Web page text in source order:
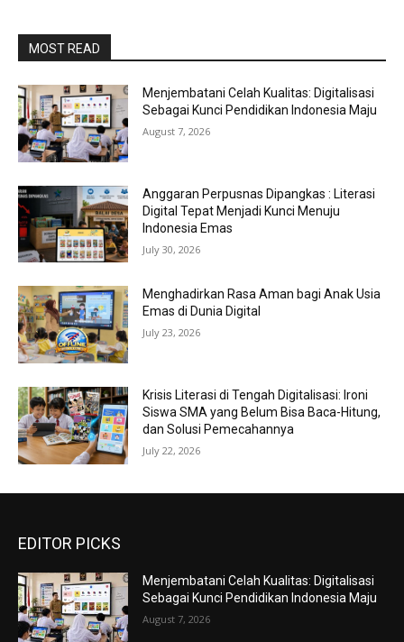
MOST READ
Menjembatani Celah Kualitas: Digitalisasi
Sebagai Kunci Pendidikan Indonesia Maju
August 7, 2026
Anggaran Perpusnas Dipangkas : Literasi
Digital Tepat Menjadi Kunci Menuju
Indonesia Emas
July 30, 2026
Menghadirkan Rasa Aman bagi Anak Usia
Emas di Dunia Digital
July 23, 2026
Krisis Literasi di Tengah Digitalisasi: Ironi
Siswa SMA yang Belum Bisa Baca-Hitung,
dan Solusi Pemecahannya
July 22, 2026
EDITOR PICKS
Menjembatani Celah Kualitas: Digitalisasi
Sebagai Kunci Pendidikan Indonesia Maju
August 7, 2026